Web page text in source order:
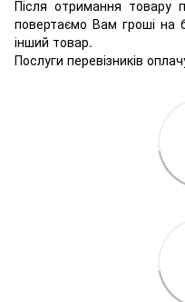
Після отримання товару
повертаємо Вам гроші на
інший товар.
Послуги перевізників